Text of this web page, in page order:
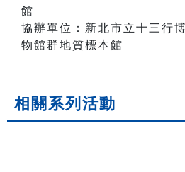
館
協辦單位：新北市立十三行
物館群地質標本館
相關系列活動